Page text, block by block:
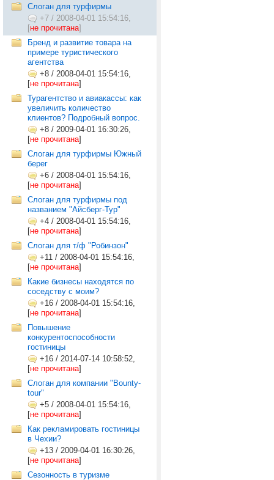
Cлоган для турфирмы
+7 / 2008-04-01 15:54:16,
[не прочитана]
Бренд и развитие товара на
примере туристического
агентства
+8 / 2008-04-01 15:54:16,
[не прочитана]
Турагентство и авиакассы: как
увеличить количество
клиентов? Подробный вопрос.
+8 / 2009-04-01 16:30:26,
[не прочитана]
Слоган для турфирмы Южный
берег
+6 / 2008-04-01 15:54:16,
[не прочитана]
Слоган для турфирмы под
названием "Айсберг-Тур"
+4 / 2008-04-01 15:54:16,
[не прочитана]
Слоган для т/ф "Робинзон"
+11 / 2008-04-01 15:54:16,
[не прочитана]
Какие бизнесы находятся по
соседству с моим?
+16 / 2008-04-01 15:54:16,
[не прочитана]
Повышение
конкурентоспособности
гостиницы
+16 / 2014-07-14 10:58:52,
[не прочитана]
Слоган для компании "Bounty-
tour"
+5 / 2008-04-01 15:54:16,
[не прочитана]
Как рекламировать гостиницы
в Чехии?
+13 / 2009-04-01 16:30:26,
[не прочитана]
Сезонность в туризме